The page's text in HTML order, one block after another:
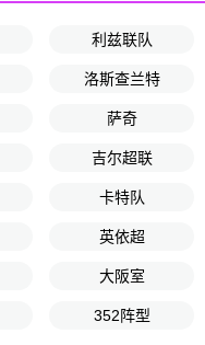
利兹联队
洛斯查兰特
萨奇
吉尔超联
卡特队
英依超
大阪室
352阵型